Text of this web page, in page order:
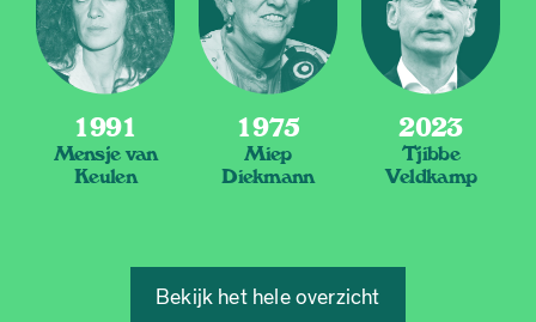
1991
Mensje van
Keulen
1975
Miep
Diekmann
2023
Tjibbe
Veldkamp
Bekijk het hele overzicht